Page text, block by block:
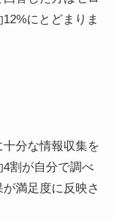
にとどまりま
分な情報収集を
割が自分で調べ
満足度に反映さ